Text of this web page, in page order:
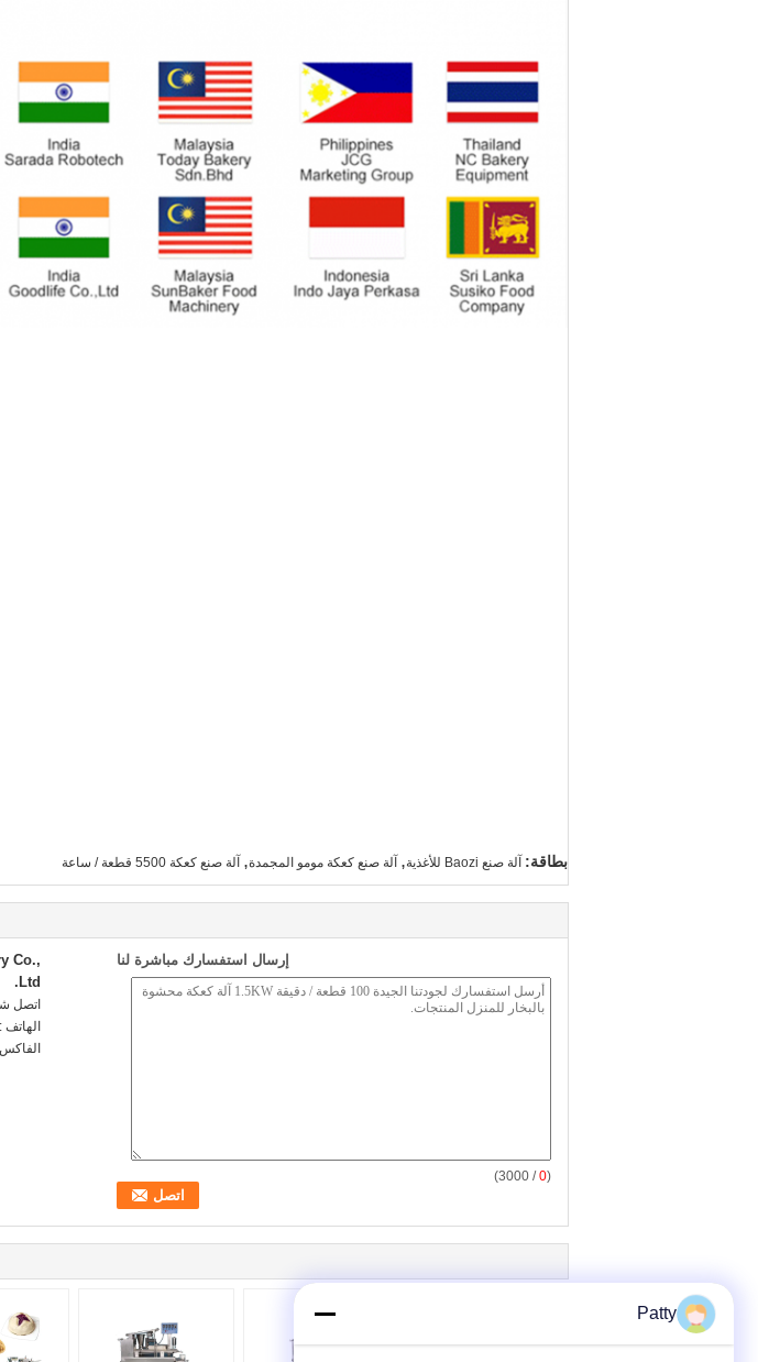
بطاقة: آلة صنع Baozi للأغذية , آلة صنع كعكة مومو المجمدة, آلة صنع كعكة 5500 قطعة / ساعة
Co.,
Ltd.
اتصل
الهاتف
إرسال استفسارك مباشرة لنا
(
0
/ 3000)
Patty